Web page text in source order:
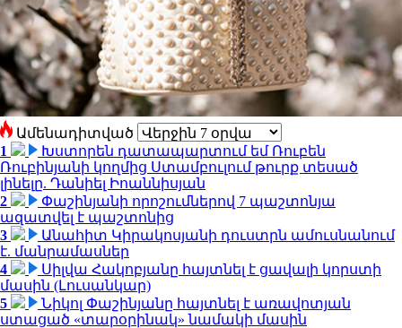
Ամենադիտված
1
Խստորեն դատապարտում եմ Ռուբեն
Ռուբինյանի կողմից Ստամբուլում թուրք տեսած
լինելը. Դանիել Իոաննիսյան
2
Փաշինյանի որոշումներով 7 պաշտոնյա
ազատվել է պաշտոնից
3
Անահիտ Կիրակոսյանի դուստրն ամուսնանում
է. մանրամասներ
4
Սիլվա Հակոբյանը հայտնել է ցավալի կորստի
մասին (Լուսանկար)
5
Նիկոլ Փաշինյանը հայտնել է առավոտյան
ստացած «տարօրինակ» նամակի մասին